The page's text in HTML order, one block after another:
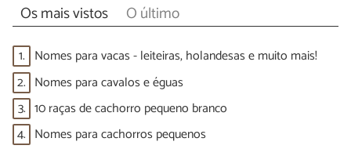
Os mais vistos O último
1. Nomes para vacas - leiteiras, holandesas e muito mais!
2. Nomes para cavalos e éguas
3. 10 raças de cachorro pequeno branco
4. Nomes para cachorros pequenos